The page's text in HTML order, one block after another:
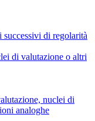
di regolarità
di valutazione o altri
nuclei di
analoghe